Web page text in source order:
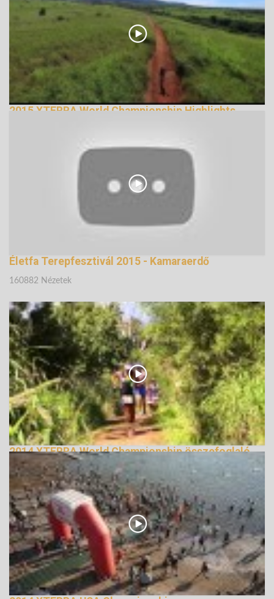
2015 XTERRA World Championship Highlights
Életfa Terepfesztivál 2015 - Kamaraerdő
160882 Nézetek
2014 XTERRA World Championship összefoglaló
159126 Nézetek